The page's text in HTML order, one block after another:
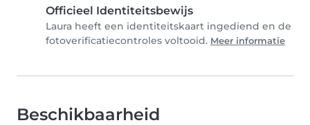
Officieel Identiteitsbewijs
Laura heeft een identiteitskaart ingediend en de
fotoverificatiecontroles voltooid. Meer informatie
Beschikbaarheid